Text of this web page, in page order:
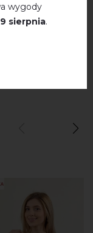
wygody
sierpnia.